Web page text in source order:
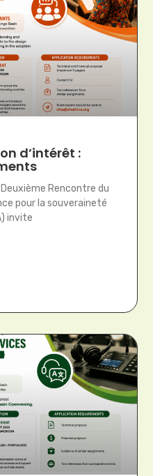
d’intérêt :
Rencontre du
pour la souveraineté
invite